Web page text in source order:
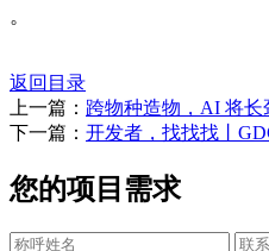
。
返回目录
上一篇： 跨物种造物，AI 将
下一篇： 开发者，找找找丨
您的项目需求